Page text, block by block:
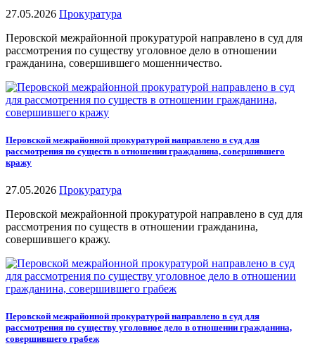
27.05.2026 Прокуратура
Перовской межрайонной прокуратурой направлено в суд для
рассмотрения по существу уголовное дело в отношении
гражданина, совершившего мошенничество.
Перовской межрайонной прокуратурой направлено в суд для
рассмотрения по существ в отношении гражданина, совершившего
кражу
27.05.2026 Прокуратура
Перовской межрайонной прокуратурой направлено в суд для
рассмотрения по существ в отношении гражданина,
совершившего кражу.
Перовской межрайонной прокуратурой направлено в суд для
рассмотрения по существу уголовное дело в отношении гражданина,
совершившего грабеж